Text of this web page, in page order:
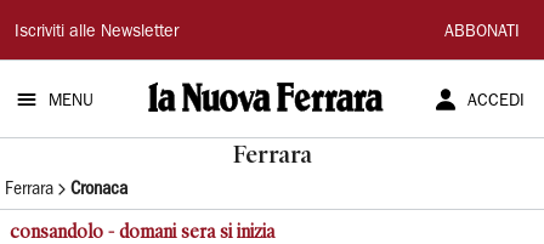
La
Nuova
Ferrara
Iscriviti alle Newsletter ABBONATI
MENU ACCEDI
Ferrara
Ferrara Cronaca
consandolo - domani sera si inizia